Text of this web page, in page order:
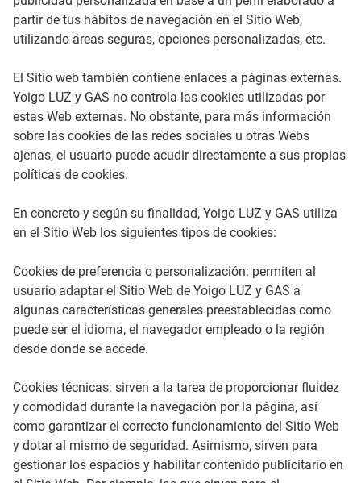
partir de tus hábitos de navegación en el Sitio Web,
utilizando áreas seguras, opciones personalizadas, etc.
El Sitio web también contiene enlaces a páginas externas.
Yoigo LUZ y GAS no controla las cookies utilizadas por
estas Web externas. No obstante, para más información
sobre las cookies de las redes sociales u otras Webs
ajenas, el usuario puede acudir directamente a sus propias
políticas de cookies.
En concreto y según su finalidad, Yoigo LUZ y GAS utiliza
en el Sitio Web los siguientes tipos de cookies:
Cookies de preferencia o personalización: permiten al
usuario adaptar el Sitio Web de Yoigo LUZ y GAS a
algunas características generales preestablecidas como
puede ser el idioma, el navegador empleado o la región
desde donde se accede.
Cookies técnicas: sirven a la tarea de proporcionar fluidez
y comodidad durante la navegación por la página, así
como garantizar el correcto funcionamiento del Sitio Web
y dotar al mismo de seguridad. Asimismo, sirven para
gestionar los espacios y habilitar contenido publicitario en